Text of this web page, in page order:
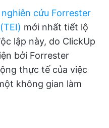
nghiên cứu Forrester
mới nhất tiết lộ
lập này, do ClickUp
bởi Forrester
thực tế của việc
không gian làm